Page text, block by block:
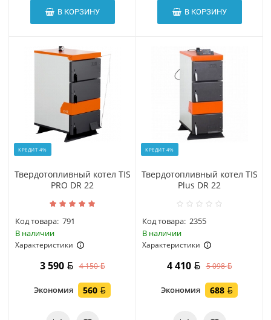
В КОРЗИНУ В КОРЗИНУ
КРЕДИТ 4%
Твердотопливный котел TIS
PRO DR 22
Код товара: 791
В наличии
Характеристики
3 590 4 150
Экономия 560
КРЕДИТ 4%
Твердотопливный котел TIS
Plus DR 22
Код товара: 2355
В наличии
Характеристики
4 410 5 098
Экономия 688